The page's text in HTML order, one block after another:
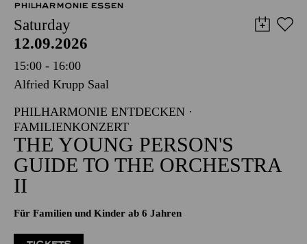
PHILHARMONIE ESSEN
Saturday
12.09.2026
15:00 - 16:00
Alfried Krupp Saal
PHILHARMONIE ENTDECKEN ·
FAMILIENKONZERT
THE YOUNG PERSON'S
GUIDE TO THE ORCHESTRA
II
Für Familien und Kinder ab 6 Jahren